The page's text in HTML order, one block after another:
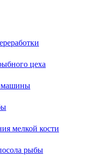
цеха
машины
мелкой кости
рыбы